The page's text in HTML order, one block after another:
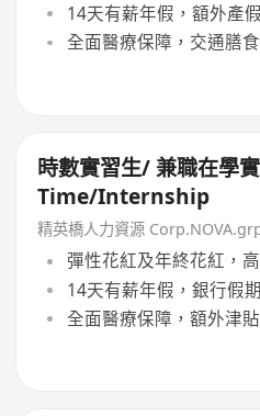
14天有薪年假，額外產
全面醫療保障，交通膳
時數實習生/ 兼職在學
Time/Internship
精英橋人力資源
彈性花紅及年終花紅，
14天有薪年假，銀行假
全面醫療保障，額外津